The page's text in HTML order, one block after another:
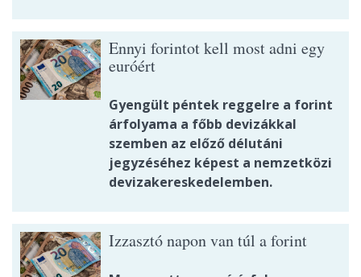
Ennyi forintot kell most adni egy
euróért
Gyengült péntek reggelre a forint
árfolyama a főbb devizákkal
szemben az előző délutáni
jegyzéséhez képest a nemzetközi
devizakereskedelemben.
Izzasztó napon van túl a forint